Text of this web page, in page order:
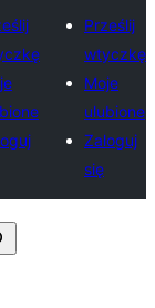
Prześlij
wtyczkę
Moje
ulubione
Zaloguj
się